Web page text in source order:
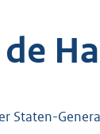
Staten-